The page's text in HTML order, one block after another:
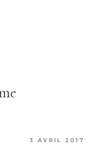
3 AVRIL 2017